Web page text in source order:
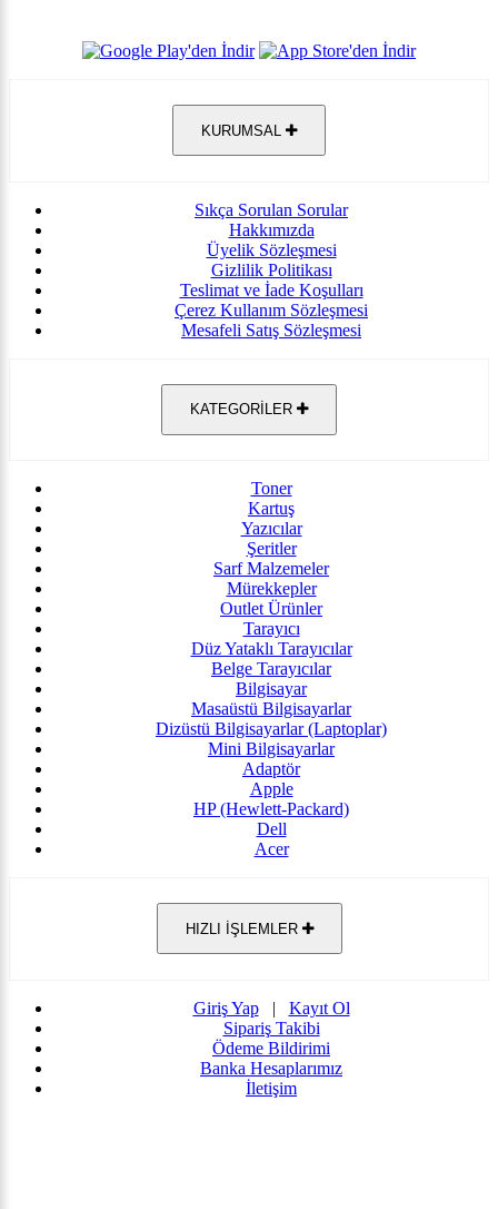
KURUMSAL
Sıkça Sorulan Sorular
Hakkımızda
Üyelik Sözleşmesi
Gizlilik Politikası
Teslimat ve İade Koşulları
Çerez Kullanım Sözleşmesi
Mesafeli Satış Sözleşmesi
KATEGORİLER
Toner
Kartuş
Yazıcılar
Şeritler
Sarf Malzemeler
Mürekkepler
Outlet Ürünler
Tarayıcı
Düz Yataklı Tarayıcılar
Belge Tarayıcılar
Bilgisayar
Masaüstü Bilgisayarlar
Dizüstü Bilgisayarlar (Laptoplar)
Mini Bilgisayarlar
Adaptör
Apple
HP (Hewlett-Packard)
Dell
Acer
HIZLI İŞLEMLER
Giriş Yap| Kayıt Ol
Sipariş Takibi
Ödeme Bildirimi
Banka Hesaplarımız
İletişim